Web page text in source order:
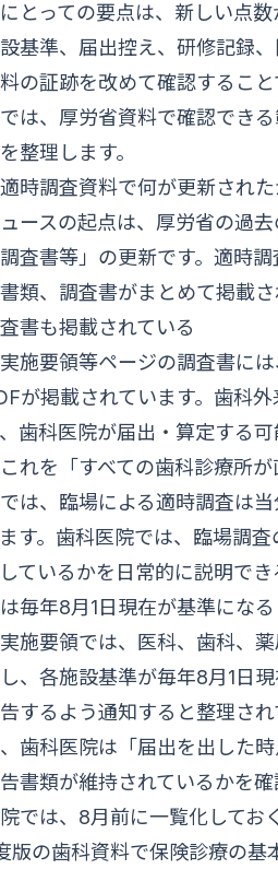
とっての要点は、新しい点
基準、届出控え、研修記録
の証跡を改めて確認すること
は、厚労省資料で確認でき
整理します。
時調査資料で何が更新され
ースの起点は、厚労省の過
査書等」の更新です。適時
類、調査書がまとめて掲載さ
書も掲載されている
施要領等ページの調査書に
が掲載されています。歯科
歯科医院が届出・算定する
れを「すべての歯科診療所
は、臨場による適時調査は
す。歯科医院では、臨場調
ているかを日常的に説明で
毎年8月1日現在が基準になる
施要領では、医科、歯科、
、各施設基準が毎年8月1日
するよう通知すると整理され
歯科医院は「届出を出した
書類が維持されているかを
では、8月前に一覧化してお
版の歯科資料で保険診療の基